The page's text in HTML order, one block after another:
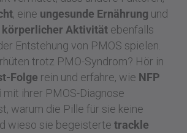
, eine ungesunde Ernährung und
körperlicher Aktivitätebenfalls
Entstehung von PMOS spielen.
trotz PMO-Syndrom? Hör in
Folge rein und erfahre, wie NFP
mit ihrer PMOS-Diagnose
warum die Pille für sie keine
wieso sie begeisterte trackle